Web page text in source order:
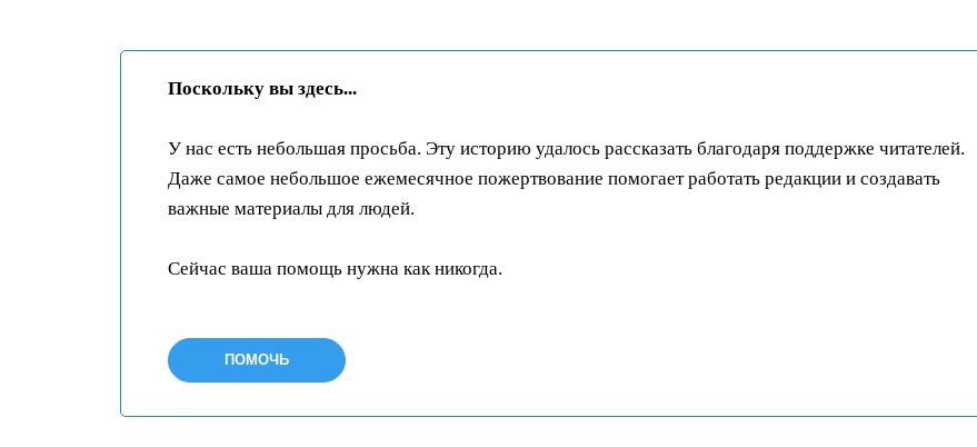
Поскольку вы здесь...
У нас есть небольшая просьба. Эту историю удалось рассказать благодаря поддержке читателей.
Даже самое небольшое ежемесячное пожертвование помогает работать редакции и создавать
важные материалы для людей.
Сейчас ваша помощь нужна как никогда.
ПОМОЧЬ